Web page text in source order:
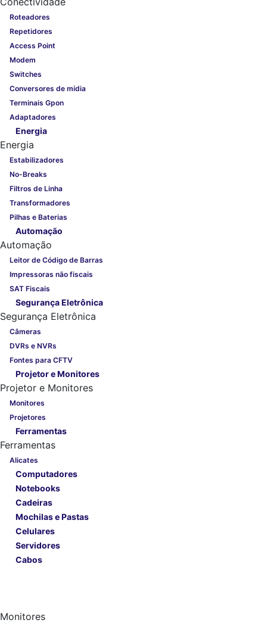
Roteadores
Repetidores
Access Point
Modem
Switches
Conversores de mídia
Terminais Gpon
Adaptadores
Energia
Energia
Estabilizadores
No-Breaks
Filtros de Linha
Transformadores
Pilhas e Baterias
Automação
Automação
Leitor de Código de Barras
Impressoras não fiscais
SAT Fiscais
Segurança Eletrônica
Segurança Eletrônica
Câmeras
DVRs e NVRs
Fontes para CFTV
Projetor e Monitores
Projetor e Monitores
Monitores
Projetores
Ferramentas
Ferramentas
Alicates
Computadores
Notebooks
Cadeiras
Mochilas e Pastas
Celulares
Servidores
Cabos
Monitores